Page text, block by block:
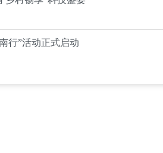
行”活动正式启动